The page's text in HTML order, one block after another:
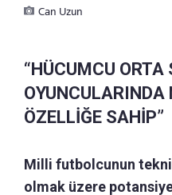
Can Uzun
“HÜCUMCU ORTA
OYUNCULARINDA
ÖZELLİĞE SAHİP”
Milli futbolcunun
olmak üzere